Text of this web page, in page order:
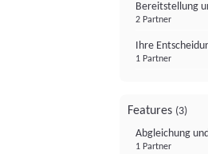
Bereitstellung
2 Partner
Ihre
1 Partner
Features (3)
Abgleichung
1 Partner